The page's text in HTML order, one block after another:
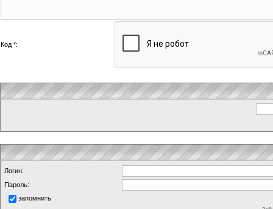
Код *:
Логин:
Пароль:
запомнить